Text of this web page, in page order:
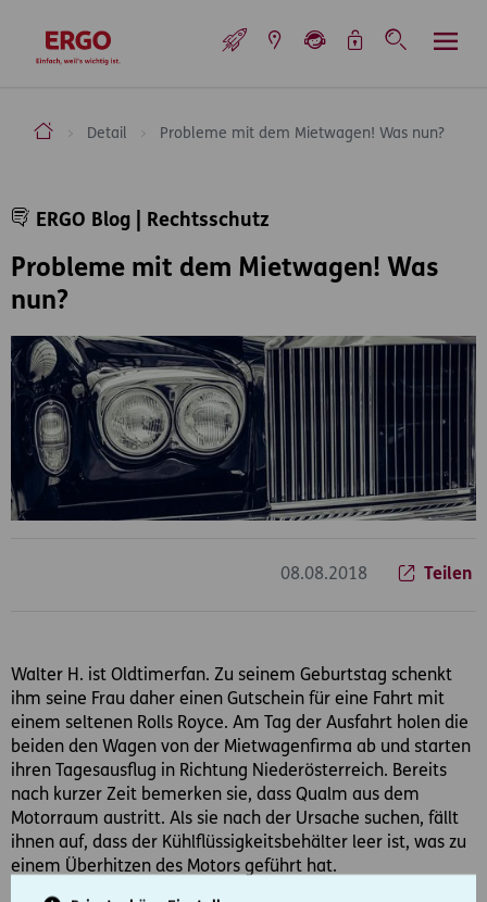
zur Startseite
ERGO Versicherung Aktiengesellschaft
Detail Probleme mit dem Mietwagen! Was nun?
Probleme mit dem Mietwagen! Was
nun?
ERGO Blog | Rechtsschutz
08.08.2018 Teilen
Walter H. ist Oldtimerfan. Zu seinem Geburtstag schenkt
ihm seine Frau daher einen Gutschein für eine Fahrt mit
einem seltenen Rolls Royce. Am Tag der Ausfahrt holen die
beiden den Wagen von der Mietwagenfirma ab und starten
ihren Tagesausflug in Richtung Niederösterreich. Bereits
nach kurzer Zeit bemerken sie, dass Qualm aus dem
Motorraum austritt. Als sie nach der Ursache suchen, fällt
ihnen auf, dass der Kühlflüssigkeitsbehälter leer ist, was zu
einem Überhitzen des Motors geführt hat.